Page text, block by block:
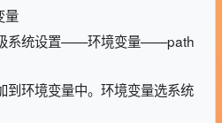
量
统设置——环境变量——path
到环境变量中。环境变量选系统